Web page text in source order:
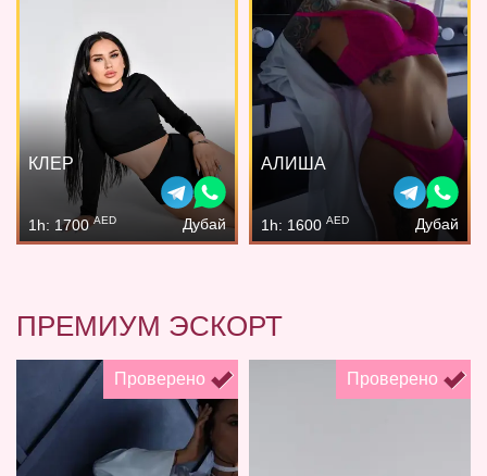
КЛЕР
1h: 1700AED Дубай
АЛИША
1h: 1600 AED Дубай
ПРЕМИУМ ЭСКОРТ
Проверено Проверено